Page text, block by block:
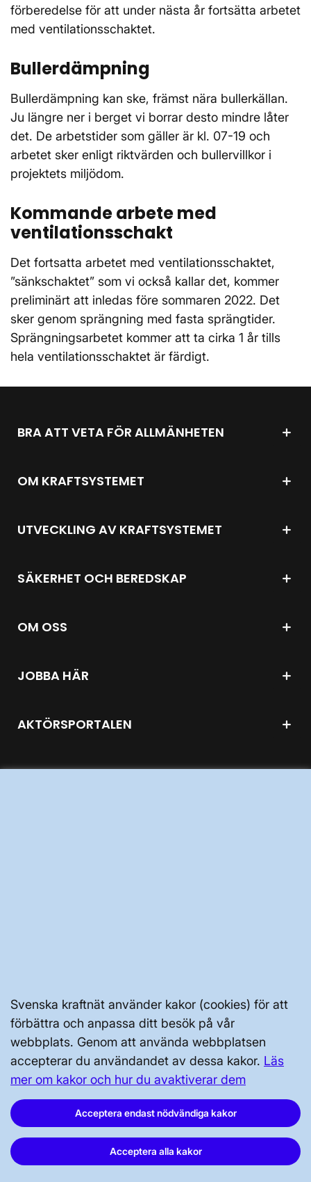
Svenska kraftnät använder kakor (cookies) för att
förbättra och anpassa ditt besök på vår
webbplats. Genom att använda webbplatsen
accepterar du användandet av dessa kakor. Läs
mer om kakor och hur du avaktiverar dem
Acceptera endast nödvändiga kakor
Acceptera alla kakor
förberedelse för att under nästa år fortsätta arbetet
med ventilationsschaktet.
Bullerdämpning
Bullerdämpning kan ske, främst nära bullerkällan.
Ju längre ner i berget vi borrar desto mindre låter
det. De arbetstider som gäller är kl. 07-19 och
arbetet sker enligt riktvärden och bullervillkor i
projektets miljödom.
Kommande arbete med
ventilationsschakt
Det fortsatta arbetet med ventilationsschaktet,
”sänkschaktet” som vi också kallar det, kommer
preliminärt att inledas före sommaren 2022. Det
sker genom sprängning med fasta sprängtider.
Sprängningsarbetet kommer att ta cirka 1 år tills
hela ventilationsschaktet är färdigt.
BRA ATT VETA FÖR ALLMÄNHETEN
OM KRAFTSYSTEMET
UTVECKLING AV KRAFTSYSTEMET
SÄKERHET OCH BEREDSKAP
OM OSS
JOBBA HÄR
AKTÖRSPORTALEN
PRESS OCH NYHETER
Svenska kraftnät, Box 1200, 172 24
Prenumerera
Vår dataskyddspolicy
Tillgänglighetsredogörelse